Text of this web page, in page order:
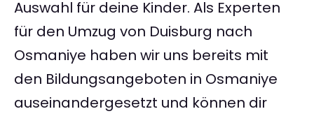
Auswahl für deine Kinder. Als Experten
für den Umzug von Duisburg nach
Osmaniye haben wir uns bereits mit
den Bildungsangeboten in Osmaniye
auseinandergesetzt und können dir